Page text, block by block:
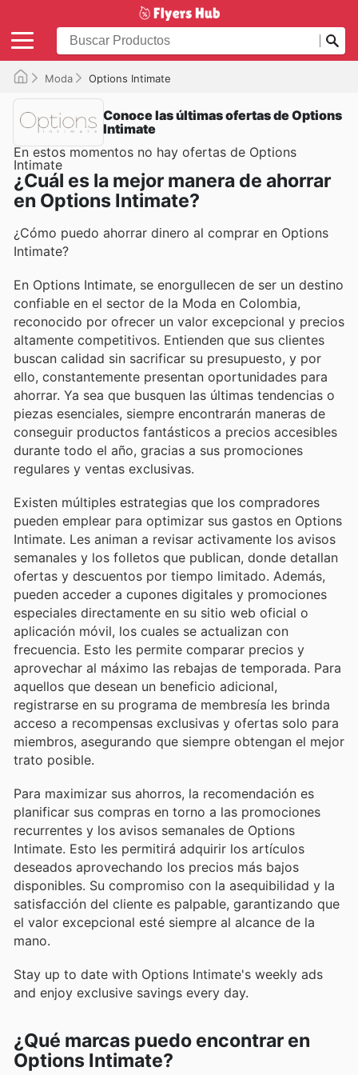
Moda Options Intimate
Conoce las últimas ofertas de Options
Intimate
En estos momentos no hay ofertas de Options
Intimate
¿Cuál es la mejor manera de ahorrar
en Options Intimate?
¿Cómo puedo ahorrar dinero al comprar en Options
Intimate?
En Options Intimate, se enorgullecen de ser un destino
confiable en el sector de la Moda en Colombia,
reconocido por ofrecer un valor excepcional y precios
altamente competitivos. Entienden que sus clientes
buscan calidad sin sacrificar su presupuesto, y por
ello, constantemente presentan oportunidades para
ahorrar. Ya sea que busquen las últimas tendencias o
piezas esenciales, siempre encontrarán maneras de
conseguir productos fantásticos a precios accesibles
durante todo el año, gracias a sus promociones
regulares y ventas exclusivas.
Existen múltiples estrategias que los compradores
pueden emplear para optimizar sus gastos en Options
Intimate. Les animan a revisar activamente los avisos
semanales y los folletos que publican, donde detallan
ofertas y descuentos por tiempo limitado. Además,
pueden acceder a cupones digitales y promociones
especiales directamente en su sitio web oficial o
aplicación móvil, los cuales se actualizan con
frecuencia. Esto les permite comparar precios y
aprovechar al máximo las rebajas de temporada. Para
aquellos que desean un beneficio adicional,
registrarse en su programa de membresía les brinda
acceso a recompensas exclusivas y ofertas solo para
miembros, asegurando que siempre obtengan el mejor
trato posible.
Para maximizar sus ahorros, la recomendación es
planificar sus compras en torno a las promociones
recurrentes y los avisos semanales de Options
Intimate. Esto les permitirá adquirir los artículos
deseados aprovechando los precios más bajos
disponibles. Su compromiso con la asequibilidad y la
satisfacción del cliente es palpable, garantizando que
el valor excepcional esté siempre al alcance de la
mano.
Stay up to date with Options Intimate's weekly ads
and enjoy exclusive savings every day.
¿Qué marcas puedo encontrar en
Options Intimate?